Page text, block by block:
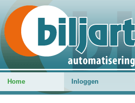
Home Inloggen